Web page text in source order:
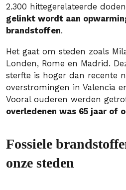
2.300 hittegerelateerde
gelinkt wordt aan
brandstoffen.
Het gaat om steden zoals
Londen, Rome en Madrid.
sterfte is hoger dan recente
overstromingen in Valencia
Vooral ouderen werden
overledenen was 65 jaar of
Fossiele
onze steden